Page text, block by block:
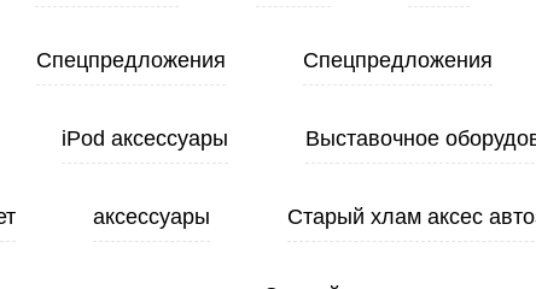
Спецпредложения Спецпредложения
iPod аксессуары Выставочное
аксессуары Старый хлам аксес